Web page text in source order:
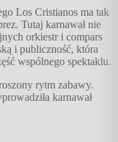
Los Cristianos ma tak
Tutaj karnawał nie
orkiestr i compars
i publiczność, która
wspólnego spektaklu.
rytm zabawy.
karnawał